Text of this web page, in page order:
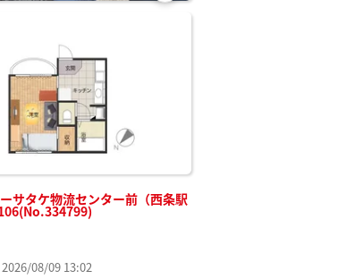
サタケ物流センター前（西条駅
お気
08/09 13:02